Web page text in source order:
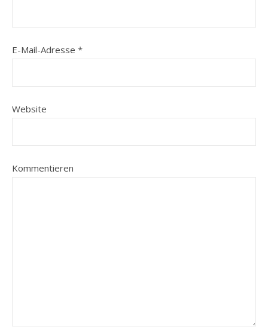
E-Mail-Adresse *
Website
Kommentieren